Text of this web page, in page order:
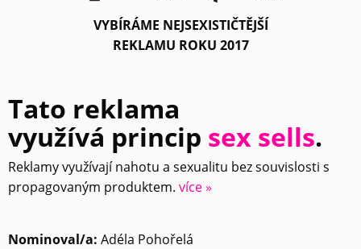
VYBÍRÁME NEJSEXISTIČTĚJŠÍ
REKLAMU ROKU 2017
Tato reklama
využívá princip sex sells.
Reklamy využívají nahotu a sexualitu bez souvislosti s
propagovaným produktem. více »
Nominoval/a: Adéla Pohořelá